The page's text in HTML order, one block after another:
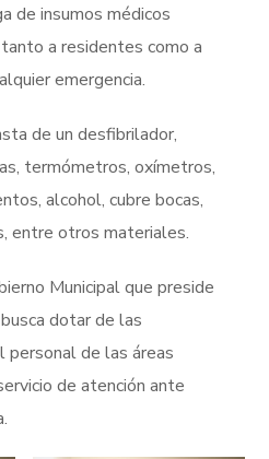
de insumos médicos
a residentes como a
emergencia.
de un desfibrilador,
termómetros, oxímetros,
alcohol, cubre bocas,
entre otros materiales.
Municipal que preside
dotar de las
personal de las áreas
de atención ante